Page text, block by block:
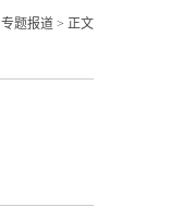
专题报道 > 正文